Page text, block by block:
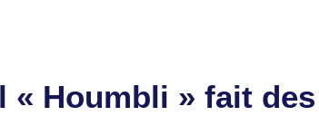
« Houmbli » fait des